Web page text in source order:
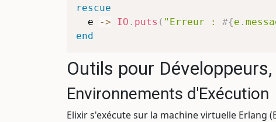
rescue
  e
-> IO . puts ( "Erreur : #{e .
end
Outils pour
Environnements d'Exécution
Elixir s'exécute sur la machine virtuelle